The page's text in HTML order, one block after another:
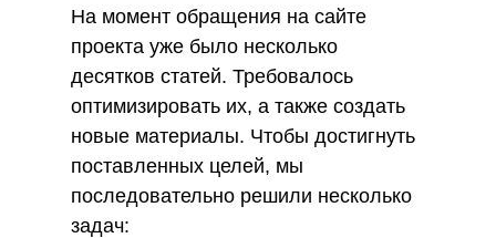
На момент обращения на сайте
проекта уже было несколько
десятков статей. Требовалось
оптимизировать их, а также создать
новые материалы. Чтобы достигнуть
поставленных целей, мы
последовательно решили несколько
задач: